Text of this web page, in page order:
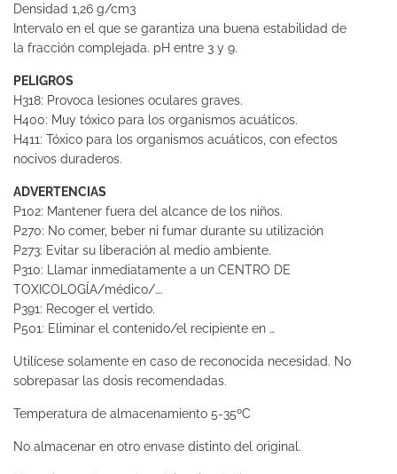
Densidad 1,26 g/cm3
Intervalo en el que se garantiza una buena estabilidad de
la fracción complejada. pH entre 3 y 9.
PELIGROS
H318: Provoca lesiones oculares graves.
H400: Muy tóxico para los organismos acuáticos.
H411: Tóxico para los organismos acuáticos, con efectos
nocivos duraderos.
ADVERTENCIAS
P102: Mantener fuera del alcance de los niños.
P270: No comer, beber ni fumar durante su utilización
P273: Evitar su liberación al medio ambiente.
P310: Llamar inmediatamente a un CENTRO DE
TOXICOLOGĺA/médico/….
P391: Recoger el vertido.
P501: Eliminar el contenido/el recipiente en …
Utilícese solamente en caso de reconocida necesidad. No
sobrepasar las dosis recomendadas.
Temperatura de almacenamiento 5-35ºC
No almacenar en otro envase distinto del original.